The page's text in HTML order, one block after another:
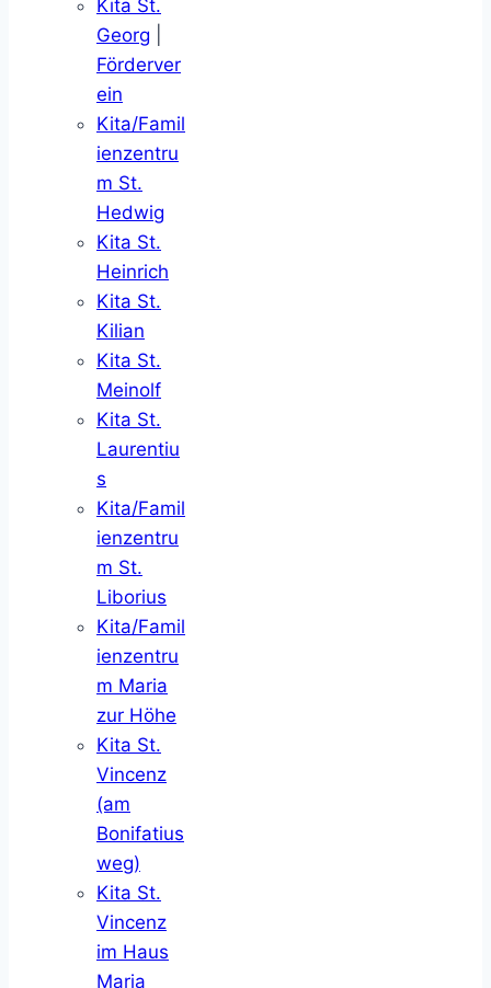
Kita St.
Georg
Förderver
ein
Kita/Famil
ienzentru
m St.
Hedwig
Kita St.
Heinrich
Kita St.
Kilian
Kita St.
Meinolf
Kita St.
Laurentiu
s
Kita/Famil
ienzentru
m St.
Liborius
Kita/Famil
ienzentru
m Maria
zur Höhe
Kita St.
Vincenz
(am
Bonifatius
weg)
Kita St.
Vincenz
im Haus
Maria